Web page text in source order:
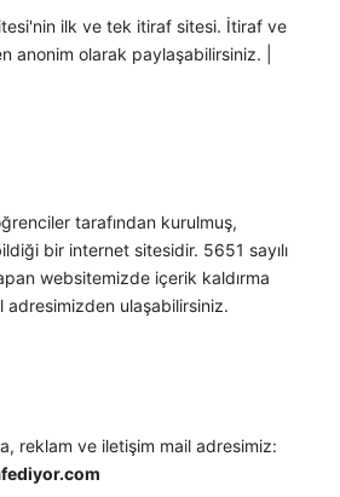
ilk ve tek itiraf sitesi. İtiraf ve
anonim olarak paylaşabilirsiniz. |
tarafından kurulmuş,
bir internet sitesidir. 5651 sayılı
websitemizde içerik kaldırma
adresimizden ulaşabilirsiniz.
reklam ve iletişim mail adresimiz: